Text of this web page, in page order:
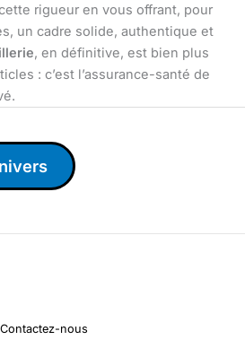
rigueur en vous offrant, pour
un cadre solide, authentique et
, en définitive, est bien plus
: c’est l’assurance-santé de
Contactez-nous